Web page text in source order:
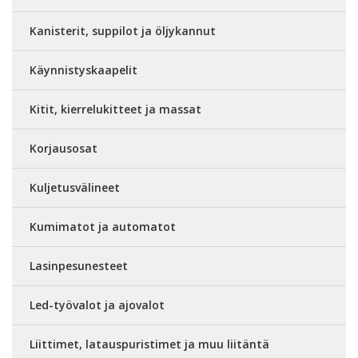
Kanisterit, suppilot ja öljykannut
Käynnistyskaapelit
Kitit, kierrelukitteet ja massat
Korjausosat
Kuljetusvälineet
Kumimatot ja automatot
Lasinpesunesteet
Led-työvalot ja ajovalot
Liittimet, latauspuristimet ja muu liitäntä